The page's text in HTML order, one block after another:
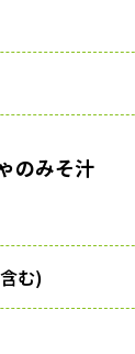
のみそ汁
む)